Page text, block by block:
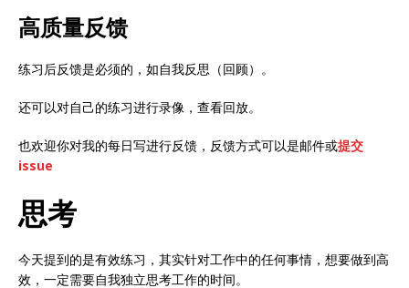
高质量反馈
练习后反馈是必须的，如自我反思（回顾）。
还可以对自己的练习进行录像，查看回放。
也欢迎你对我的每日写进行反馈，反馈方式可以是邮件或提交
issue
思考
今天提到的是有效练习，其实针对工作中的任何事情，想要做到高
效，一定需要自我独立思考工作的时间。